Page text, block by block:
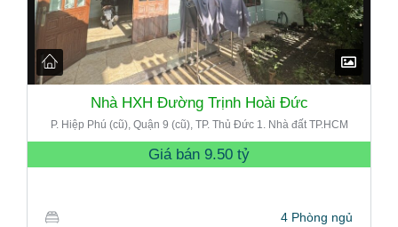
Nhà HXH Đường Trịnh Hoài Đức
P. Hiệp Phú (cũ), Quận 9 (cũ), TP. Thủ Đức 1. Nhà đất TP.HCM
Giá bán 9.50 tỷ
4 Phòng ngủ